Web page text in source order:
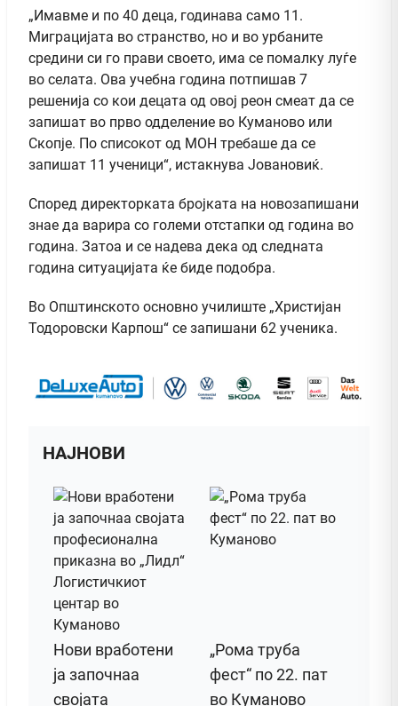
„Имавме и по 40 деца, годинава само 11.
Миграцијата во странство, но и во урбаните
средини си го прави своето, има се помалку луѓе
во селата. Ова учебна година потпишав 7
решенија со кои децата од овој реон смеат да се
запишат во прво одделение во Куманово или
Скопје. По списокот од МОН требаше да се
запишат 11 ученици“, истакнува Јовановиќ.
Според директорката бројката на новозапишани
знае да варира со големи отстапки од година во
година. Затоа и се надева дека од следната
година ситуацијата ќе биде подобра.
Во Општинското основно училиште „Христијан
Тодоровски Карпош“ се запишани 62 ученика.
НАЈНОВИ
Нови вработени
ја започнаа
својата
„Рома труба
фест“ по 22. пат
во Куманово